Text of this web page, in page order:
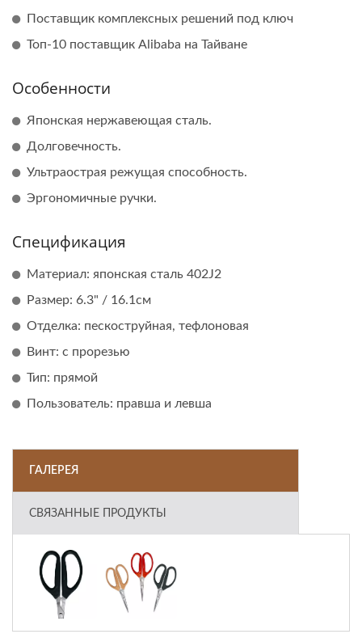
Поставщик комплексных решений под ключ
Топ-10 поставщик Alibaba на Тайване
Особенности
Японская нержавеющая сталь.
Долговечность.
Ультраострая режущая способность.
Эргономичные ручки.
Спецификация
Материал: японская сталь 402J2
Размер: 6.3" / 16.1см
Отделка: пескоструйная, тефлоновая
Винт: с прорезью
Тип: прямой
Пользователь: правша и левша
ГАЛЕРЕЯ
СВЯЗАННЫЕ ПРОДУКТЫ